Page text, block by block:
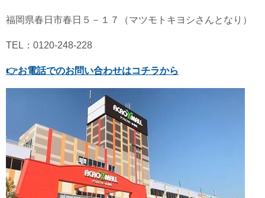
福岡県春日市春日５－１７（マツモトキヨシさんとなり）
TEL：0120-248-228
👉お電話でのお問い合わせはコチラから